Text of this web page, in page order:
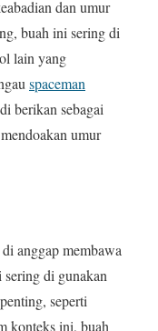
dan umur
buah ini sering di
lain yang
spaceman
berikan sebagai
umur
anggap membawa
di gunakan
seperti
konteks ini, buah